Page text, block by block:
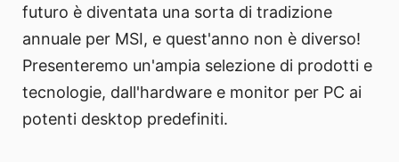
futuro è diventata una sorta di tradizione
annuale per MSI, e quest'anno non è diverso!
Presenteremo un'ampia selezione di prodotti e
tecnologie, dall'hardware e monitor per PC ai
potenti desktop predefiniti.